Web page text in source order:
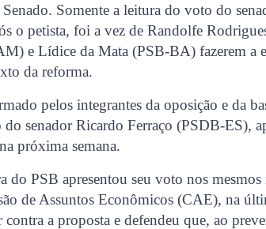
Somente a leitura do voto do
o petista, foi a vez de Randolfe
e Lídice da Mata (PSB-BA) fazerem a
da reforma.
pelos integrantes da oposição e da
senador Ricardo Ferraço (PSDB-ES),
próxima semana.
do PSB apresentou seu voto nos
de Assuntos Econômicos (CAE), na
contra a proposta e defendeu que, ao